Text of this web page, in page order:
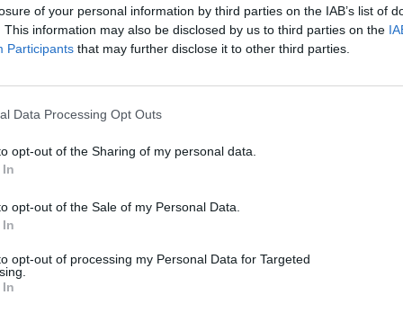
of your personal information by third parties on the IAB’s list of
This information may also be disclosed by us to third parties on the
Participants that may further disclose it to other third parties.
Data Processing Opt Outs
opt-out of the Sharing of my personal data.
opt-out of the Sale of my Personal Data.
opt-out of processing my Personal Data for Targeted